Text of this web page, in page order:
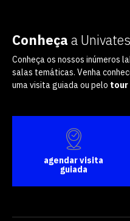
Conheça a Univates
Conheça os nossos inúmeros
salas temáticas. Venha
uma visita guiada ou pelo tour
agendar visita
guiada